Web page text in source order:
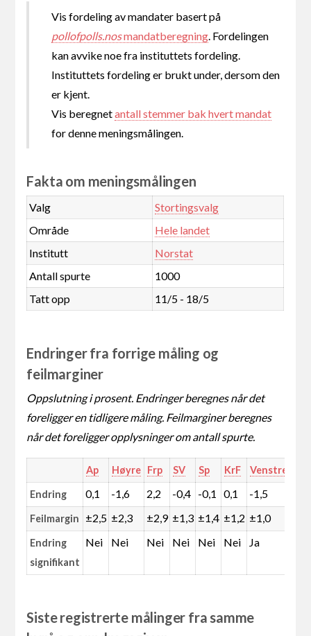
Vis fordeling av mandater basert på
pollofpolls.nosmandatberegning. Fordelingen
kan avvike noe fra instituttets fordeling.
Instituttets fordeling er brukt under, dersom den
er kjent.
Vis beregnetantall stemmer bak hvert mandat
for denne meningsmålingen.
Fakta om meningsmålingen
Valg
Stortingsvalg
Område
Hele landet
Institutt
Norstat
Antall spurte
1000
Tatt opp
11/5 - 18/5
Endringer fra forrige måling og
feilmarginer
Oppslutning i prosent. Endringer beregnes når det
foreligger en tidligere måling. Feilmarginer beregnes
når det foreligger opplysninger om antall spurte.
Ap Høyre Frp SV Sp KrF Venstre
Endring 0,1 -1,6 2,2 -0,4 -0,1 0,1 -1,5
Feilmargin ±2,5 ±2,3 ±2,9 ±1,3 ±1,4 ±1,2 ±1,0
Endring
signifikant
Nei Nei Nei Nei Nei Nei Ja
Siste registrerte målinger fra samme